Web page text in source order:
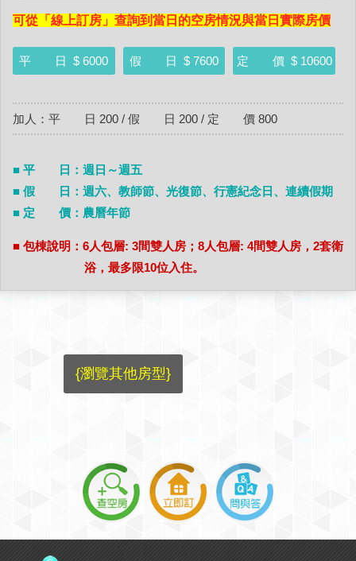
可從「線上訂房」查詢到當日的空房情況與當日實際房價
平 日 $ 6000 假 日 $ 7600 定 價 $ 10600
加人：平 日 200 / 假 日 200 / 定 價 800
■ 平 日：週日～週五
■ 假 日：週六、教師節、光復節、行憲紀念日、連續假期
■ 定 價：農曆年節
■ 包棟說明：6人包層: 3間雙人房；8人包層: 4間雙人房，2套衛
浴，最多限10位入住。
{瀏覽其他房型}